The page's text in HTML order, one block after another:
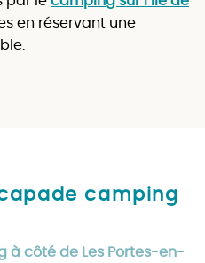
en réservant une
camping
à côté de Les Portes-en-